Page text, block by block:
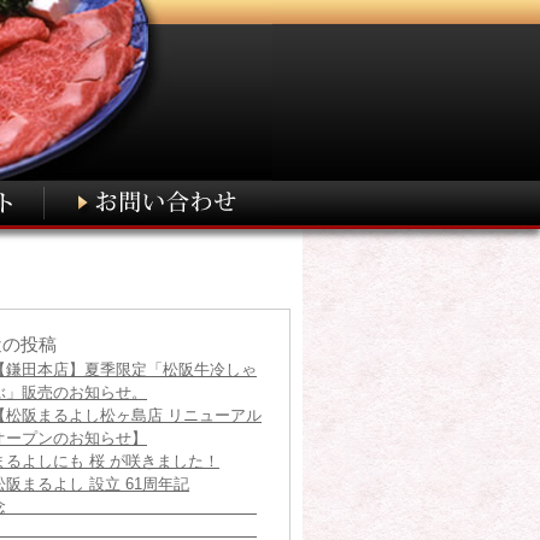
投稿
鎌田本店】夏季限定「松阪牛冷しゃ
」販売のお知らせ。
松阪まるよし松ヶ島店 リニューアル
ープンのお知らせ】
るよしにも 桜 が咲きました！
阪まるよし 設立 61周年記